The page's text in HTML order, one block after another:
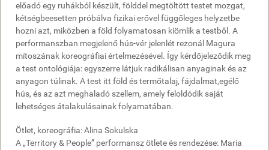
előadó egy ruhákból készült, földdel megtöltött testet mozgat,
kétségbeesetten próbálva fizikai erővel függőleges helyzetbe
hozni azt, miközben a föld folyamatosan kiömlik a testből. A
performanszban megjelenő hús-vér jelenlét rezonál Magura
mítoszának koreográfiai értelmezésével. Így kérdőjeleződik meg
a test ontológiája: egyszerre látjuk radikálisan anyaginak és az
anyagon túlinak. A test itt föld és termőtalaj, fájdalmat,egélő
hús, és az azt meghaladó szellem, amely feloldódik saját
lehetséges átalakulásainak folyamatában.
Ötlet, koreográfia: Alina Sokulska
A „Territory & People” performansz ötlete és rendezése: Maria